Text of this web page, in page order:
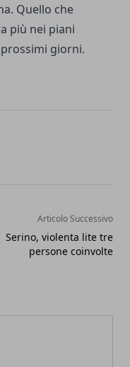
Quello che
più nei piani
giorni.
Articolo Successivo
Serino, violenta lite tre
persone coinvolte